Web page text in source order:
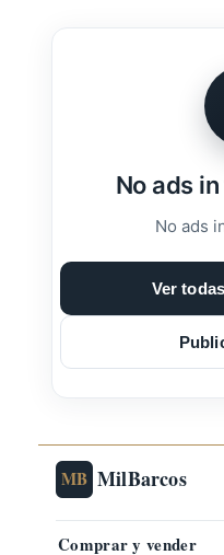
No ads
No ads
Ver
MB MilBarcos
Comprar y vender